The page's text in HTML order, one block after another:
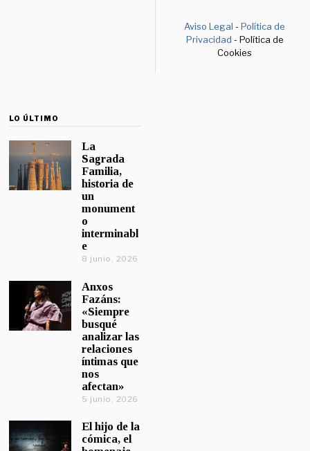
Aviso Legal -Política de
Privacidad - Política de
Cookies
LO ÚLTIMO
La
Sagrada
Familia,
historia de
un
monument
o
interminabl
e
8 junio, 2026
Anxos
Fazáns:
«Siempre
busqué
analizar las
relaciones
íntimas que
nos
afectan»
5 junio, 2026
El hijo de la
cómica, el